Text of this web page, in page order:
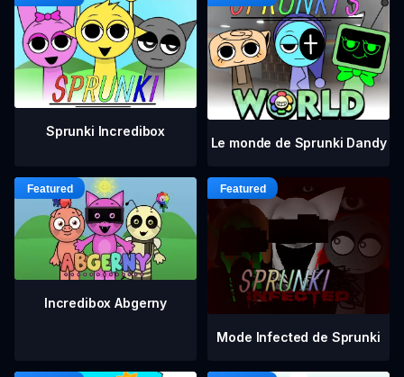
Sprunki Incredibox
Le monde de Sprunki Dandy
Incredibox Abgerny
Mode Infected de Sprunki